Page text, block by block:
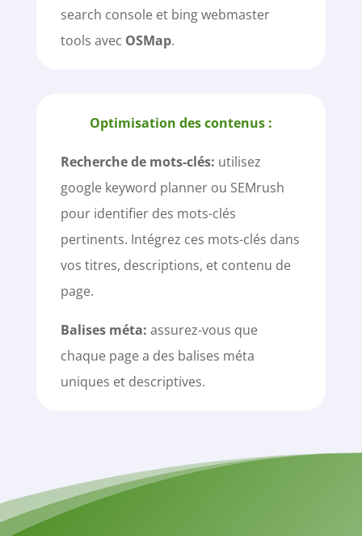
search console et bing webmaster
tools avec OSMap.
Optimisation des contenus :
Recherche de mots-clés: utilisez
google keyword planner ou SEMrush
pour identifier des mots-clés
pertinents. Intégrez ces mots-clés dans
vos titres, descriptions, et contenu de
page.
Balises méta: assurez-vous que
chaque page a des balises méta
uniques et descriptives.